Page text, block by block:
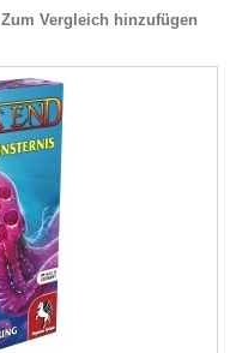
Zum Vergleich hinzufügen